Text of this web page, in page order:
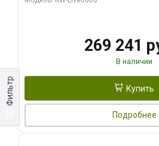
Фильтр
269 241
В наличии
Купить
Подробнее